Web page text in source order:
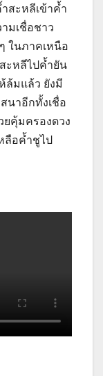
สะหลีเข้าค้ำ
มเชื่อชาว
ในภาคเหนือ
ะหลีไปค้ำยัน
ล้มแล้ว ยังมี
นาอีกทั้งเชื่อ
ยคุ้มครองดวง
ลือค้ำชูไป